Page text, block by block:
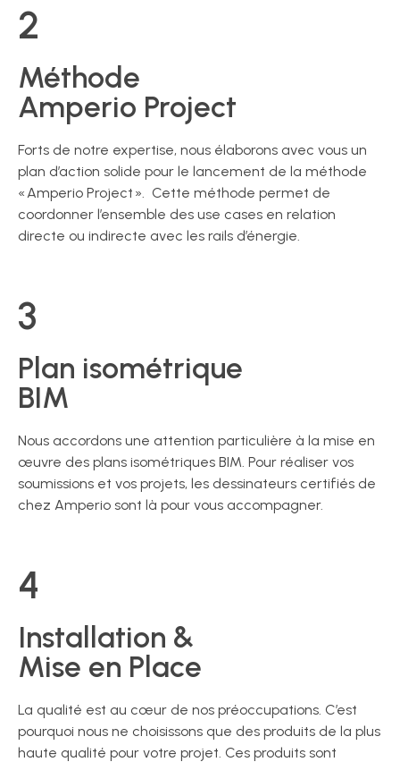
2
Méthode
Amperio Project
Forts de notre expertise, nous élaborons avec vous un
plan d’action solide pour le lancement de la méthode
« Amperio Project ». Cette méthode permet de
coordonner l’ensemble des use cases en relation
directe ou indirecte avec les rails d’énergie.
3
Plan isométrique
BIM
Nous accordons une attention particulière à la mise en
œuvre des plans isométriques BIM. Pour réaliser vos
soumissions et vos projets, les dessinateurs certifiés de
chez Amperio sont là pour vous accompagner.
4
Installation &
Mise en Place
La qualité est au cœur de nos préoccupations. C’est
pourquoi nous ne choisissons que des produits de la plus
haute qualité pour votre projet. Ces produits sont